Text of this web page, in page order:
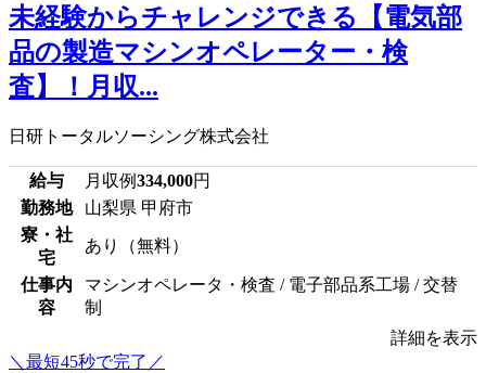
未経験からチャレンジできる【電気部
品の製造マシンオペレーター・検
査】！月収...
日研トータルソーシング株式会社
給与 月収例334,000円
勤務地
山梨県 甲府市
寮・社
宅
あり（無料）
仕事内
容
マシンオペレータ・検査 / 電子部品系工場 / 交替
制
詳細を表示
＼最短45秒で完了／